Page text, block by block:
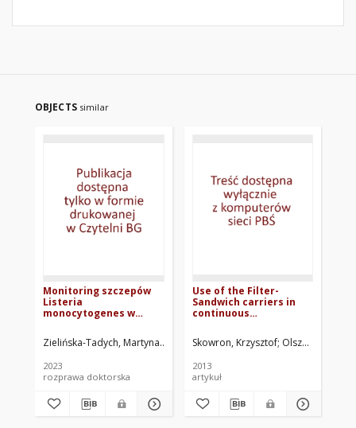
OBJECTS similar
Monitoring szczepów
Listeria
monocytogenes w
i środowisku zakładów
przetwórstwa
Zielińska-Tadych, Martyna Ligocka, Anna. Promotor Grudlewska-
2023
rozprawa doktorska
Use of the Filter-
Sandwich carriers in
continuous
monitoring of slurry
treatment methods as
biosafety in
agriculture
Skowron, Krzysztof Olszewska,
2013
artykuł